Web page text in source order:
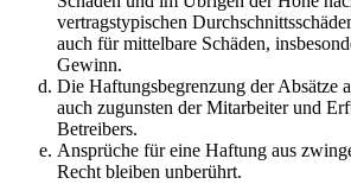
vertragstypischen
auch für mittelbare Schäden,
Gewinn.
Die Haftungsbegrenzung der Absätze
auch zugunsten der Mitarbeiter und
Betreibers.
Ansprüche für eine Haftung aus
Recht bleiben unberührt.